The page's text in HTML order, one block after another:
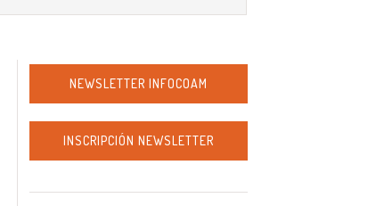
NEWSLETTER INFOCOAM
INSCRIPCIÓN NEWSLETTER